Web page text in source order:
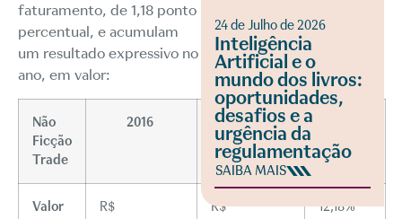
faturamento, de 1,18 ponto
percentual, e acumulam
um resultado expressivo no
ano, em valor:
Não
Ficção
Trade
2016 2017
Valor
R$
R$
12,18%
24 de Julho de 2026
Inteligência
Artificial e o
mundo dos livros:
oportunidades,
desafios e a
urgência da
regulamentação
SAIBA MAIS